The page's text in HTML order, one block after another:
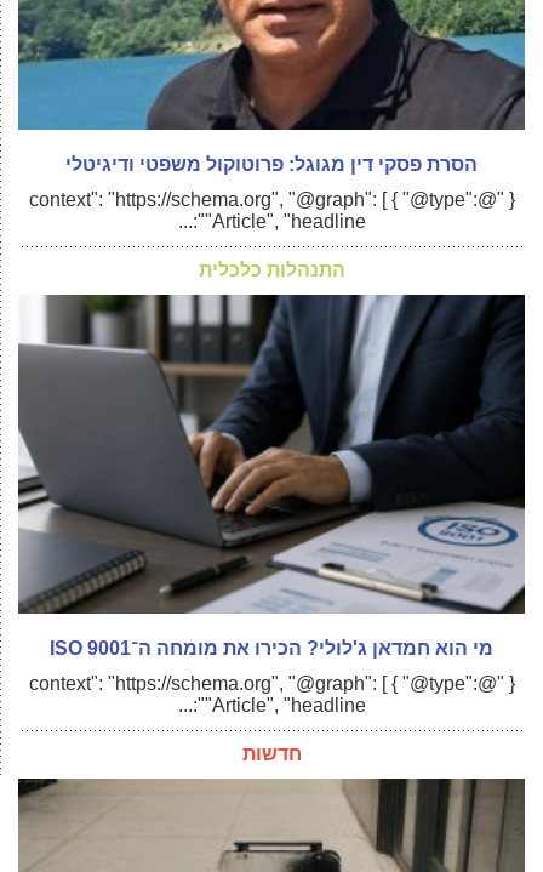
הסרת פסקי דין מגוגל: פרוטוקול משפטי ודיגיטלי
{ "@context": "https://schema.org", "@graph": [ { "@type":
"Article", "headline":...
התנהלות כלכלית
מי הוא חמדאן ג'לולי? הכירו את מומחה ה־ISO 9001
{ "@context": "https://schema.org", "@graph": [ { "@type":
"Article", "headline":...
חדשות